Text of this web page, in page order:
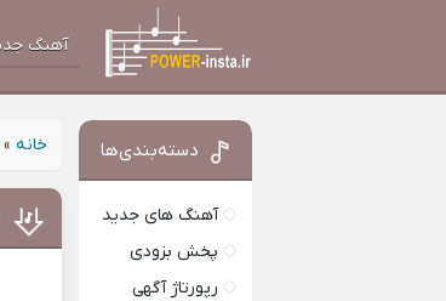
آهنگ
خانه دسته‌بندی‌ها
آهنگ های جدید
پخش بزودی
رپورتاژ آگهی